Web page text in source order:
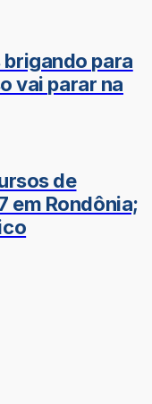
brigando para
vai parar na
de
em Rondônia;